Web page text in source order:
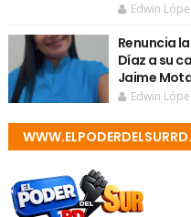
Edwin
Renuncia
Díaz a su
Jaime
Edwin